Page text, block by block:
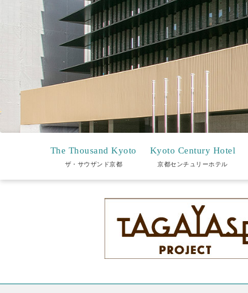
The Thousand Kyoto
ザ・サウザンド京都
Kyoto Century Hotel
京都センチュリーホテル